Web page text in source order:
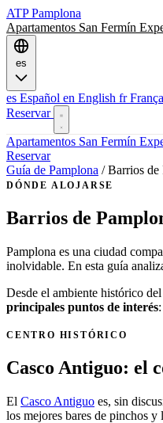
ATPPamplona
Apartamentos San Fermín
es
es Español en English fr
Reservar
Apartamentos San Fermín
Reservar
Guía de Pamplona / Barrios de
DÓNDE ALOJARSE
Barrios de
Pamplona es una ciudad
inolvidable. En esta guía
Desde el ambiente histórico
principales puntos de interés
CENTRO HISTÓRICO
Casco Antiguo: el
El Casco Antiguo es, sin
los mejores bares de pinchos